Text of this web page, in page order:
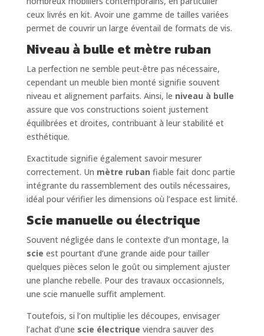
ceux livrés en kit. Avoir une gamme de tailles variées
permet de couvrir un large éventail de formats de vis.
Niveau à bulle et mètre ruban
La perfection ne semble peut-être pas nécessaire,
cependant un meuble bien monté signifie souvent
niveau et alignement parfaits. Ainsi, le niveau à bulle
assure que vos constructions soient justement
équilibrées et droites, contribuant à leur stabilité et
esthétique.
Exactitude signifie également savoir mesurer
correctement. Un mètre ruban fiable fait donc partie
intégrante du rassemblement des outils nécessaires,
idéal pour vérifier les dimensions où l’espace est limité.
Scie manuelle ou électrique
Souvent négligée dans le contexte d’un montage, la
scie est pourtant d’une grande aide pour tailler
quelques pièces selon le goût ou simplement ajuster
une planche rebelle. Pour des travaux occasionnels,
une scie manuelle suffit amplement.
Toutefois, si l’on multiplie les découpes, envisager
l’achat d’une scie électrique viendra sauver des